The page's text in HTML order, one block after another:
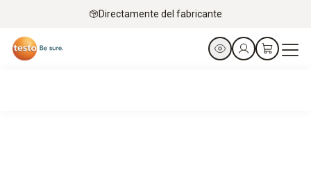
Directamente del fabricante